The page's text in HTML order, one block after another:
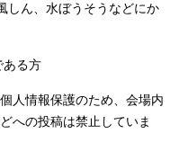
ん、水ぼうそうなどにか
る方
人情報保護のため、会場内
への投稿は禁止していま